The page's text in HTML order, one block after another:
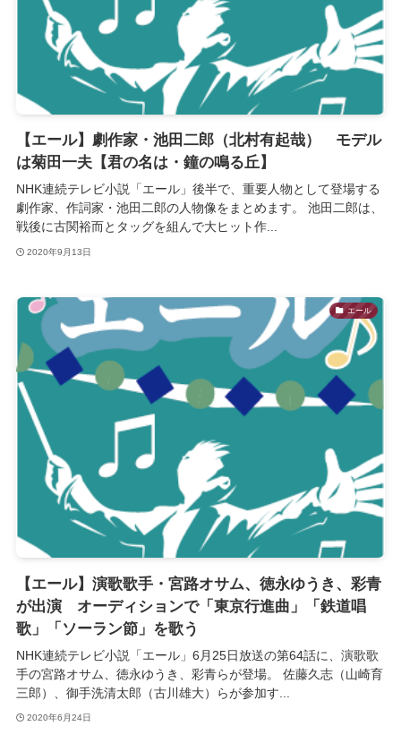
【エール】劇作家・池田二郎（北村有起哉） モデル
は菊田一夫【君の名は・鐘の鳴る丘】
NHK連続テレビ小説「エール」後半で、重要人物として登場する
劇作家、作詞家・池田二郎の人物像をまとめます。 池田二郎は、
戦後に古関裕而とタッグを組んで大ヒット作...
2020年9月13日
エール
【エール】演歌歌手・宮路オサム、徳永ゆうき、彩青
が出演 オーディションで「東京行進曲」「鉄道唱
歌」「ソーラン節」を歌う
NHK連続テレビ小説「エール」6月25日放送の第64話に、演歌歌
手の宮路オサム、徳永ゆうき、彩青らが登場。 佐藤久志（山崎育
三郎）、御手洗清太郎（古川雄大）らが参加す...
2020年6月24日